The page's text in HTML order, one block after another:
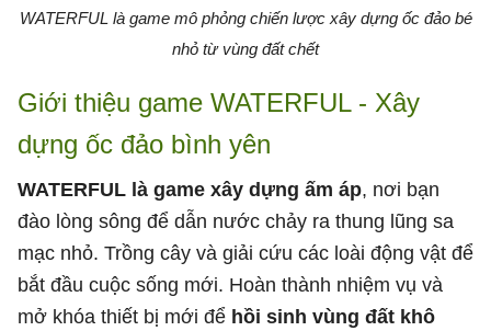
WATERFUL là game mô phỏng chiến lược xây dựng ốc đảo bé
nhỏ từ vùng đất chết
Giới thiệu game WATERFUL - Xây
dựng ốc đảo bình yên
WATERFUL là game xây dựng ấm áp, nơi bạn
đào lòng sông để dẫn nước chảy ra thung lũng sa
mạc nhỏ. Trồng cây và giải cứu các loài động vật để
bắt đầu cuộc sống mới. Hoàn thành nhiệm vụ và
mở khóa thiết bị mới để hồi sinh vùng đất khô